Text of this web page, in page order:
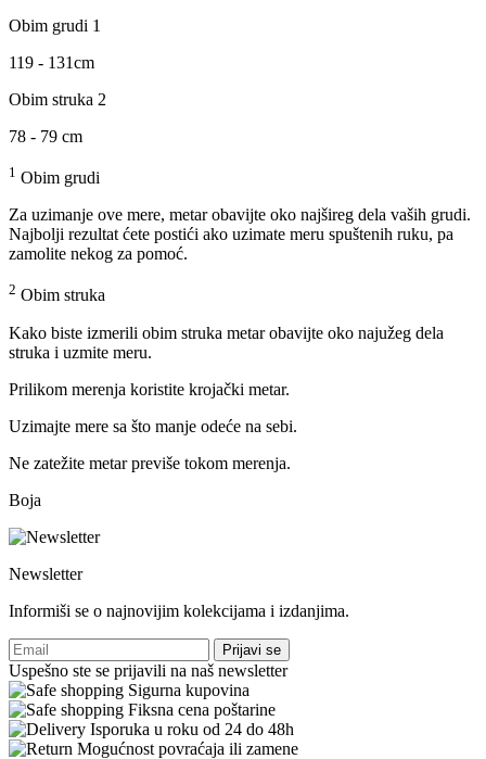
Obim grudi 1
119 - 131cm
Obim struka 2
78 - 79 cm
1 Obim grudi
Za uzimanje ove mere, metar obavijte oko najšireg dela vaših grudi.
Najbolji rezultat ćete postići ako uzimate meru spuštenih ruku, pa
zamolite nekog za pomoć.
2 Obim struka
Kako biste izmerili obim struka metar obavijte oko najužeg dela
struka i uzmite meru.
Prilikom merenja koristite krojački metar.
Uzimajte mere sa što manje odeće na sebi.
Ne zatežite metar previše tokom merenja.
Boja
Newsletter
Informiši se o najnovijim kolekcijama i izdanjima.
Prijavi se
Uspešno ste se prijavili na naš newsletter
Sigurna kupovina
Fiksna cena poštarine
Isporuka u roku od 24 do 48h
Mogućnost povraćaja ili zamene